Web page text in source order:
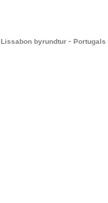
Lissabon byrundtur - Portugals